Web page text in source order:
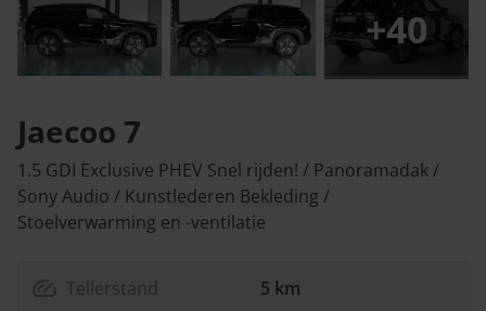
+40
Jaecoo 7
1.5 GDI Exclusive PHEV Snel rijden! / Panoramadak /
Sony Audio / Kunstlederen Bekleding /
Stoelverwarming en -ventilatie
Tellerstand
5 km